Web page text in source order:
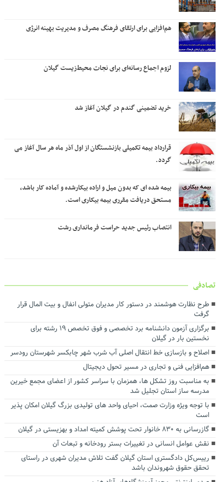
هم‌افزایی برای ارتقای فرهنگ مصرف و مدیریت بهینه انرژی
لزوم اجماع رسانه‌ای برای نجات محیط‌زیست گیلان
خرید تضمینی گندم در گیلان آغاز شد
قرارداد بیمه تکمیلی بازنشستگان از اول آذر ماه هر سال آغاز می
گردد.
بیمه شده ای که بدون میل و اراده بیکارشده و آماده کار باشد،
مستحق دریافت مقرری بیمه بیکاری است.
انتصاب رئیس جدید حراست فرمانداری رشت
تصادفی
طرح نظارت هوشمند در دستور کار مدیران متولی انفال و بیت المال قرار
گرفت
برگزاری آزمون دانشنامه برد تخصصی و فوق تخصص ۱۹ رشته برای
نخستین بار در گیلان
اصلاح و بازسازی خط انتقال اصلی آب شرب شهر چابکسر شهرستان رودسر
هم‌افزایی فنی و تجاری در مسیر تحول دیجیتال
به مناسبت روز تشکل ها، همزمان با سراسر کشور از اعضای مجمع خیرین
مدرسه ساز استان تجلیل شد
با توجه ویژه وزارت صمت، احیای واحد های تولیدی بزرگ گیلان امکان پذیر
است
گازرسانی به ۸۳۰ خانوار تحت پوشش کمیته امداد و بهزیستی در گیلان
نقش عوامل انسانی در تغییرات بستر رودخانه و تبعات آن
رییس‌‌کل دادگستری استان گیلان گفت تلاش مدیران شهری در راستای
تحقق حقوق شهروندان باشد